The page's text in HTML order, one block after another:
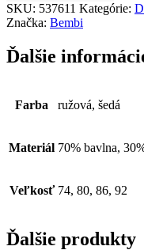
SKU: 537611 Kategórie:
Značka: Bembi
Ďalšie
Farba ružová, šedá
Materiál 70% bavlna,
Veľkosť 74, 80, 86, 92
Ďalšie produkty